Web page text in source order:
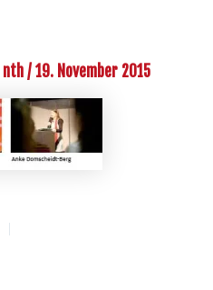
nth/19. November 2015